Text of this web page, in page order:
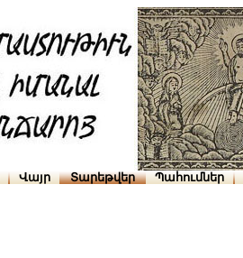
Վայր Տարեթվեր Պահումներ